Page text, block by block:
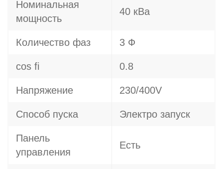
Номинальная
мощность
40 кВа
Количество фаз 3 Ф
cos fi 0.8
Напряжение 230/400V
Способ пуска Электро запуск
Панель
управления
Есть